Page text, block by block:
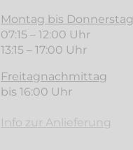
Montag bis Donnerstag
07:15 – 12:00 Uhr
13:15 – 17:00 Uhr
Freitagnachmittag
bis 16:00 Uhr
Info zur Anlieferung